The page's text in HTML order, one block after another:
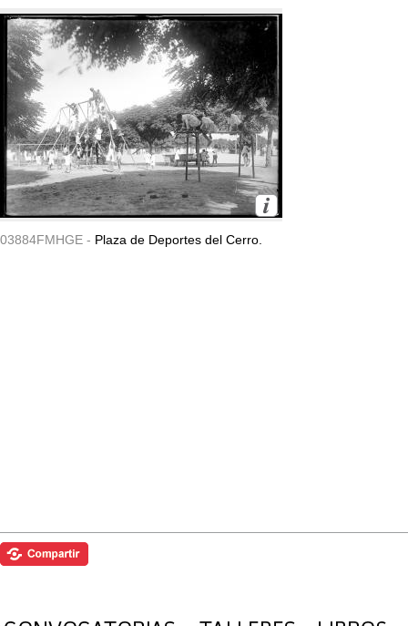
03884FMHGE - Plaza de Deportes del Cerro.